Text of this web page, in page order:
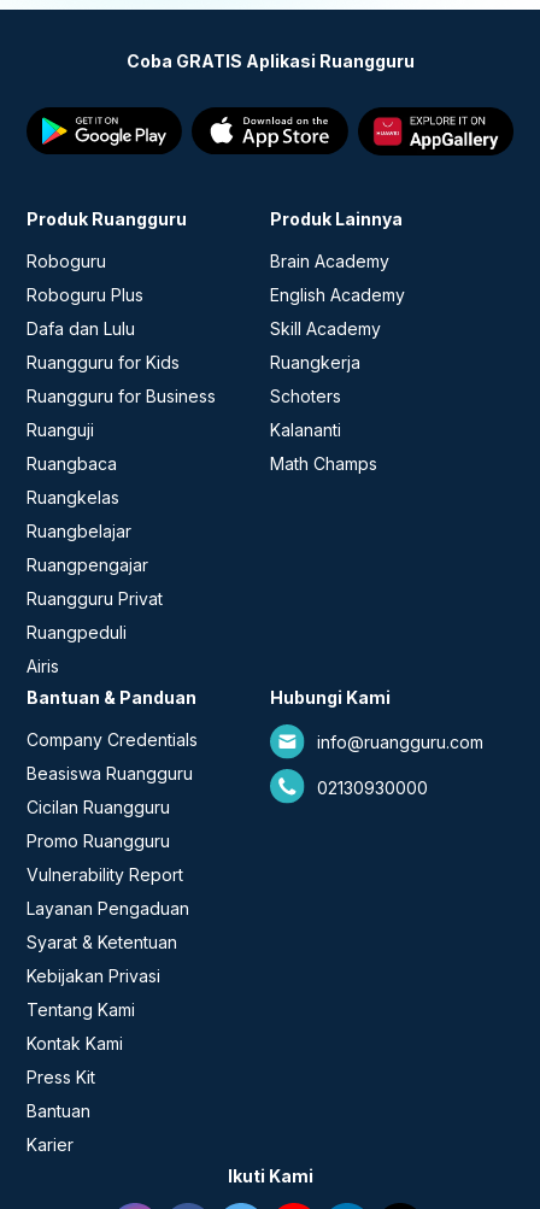
Coba GRATIS Aplikasi Ruangguru
Produk Ruangguru
Roboguru
Roboguru Plus
Dafa dan Lulu
Ruangguru for Kids
Ruangguru for Business
Ruanguji
Ruangbaca
Ruangkelas
Ruangbelajar
Ruangpengajar
Ruangguru Privat
Ruangpeduli
Airis
Produk Lainnya
Brain Academy
English Academy
Skill Academy
Ruangkerja
Schoters
Kalananti
Math Champs
Bantuan & Panduan
Company Credentials
Beasiswa Ruangguru
Cicilan Ruangguru
Promo Ruangguru
Vulnerability Report
Layanan Pengaduan
Syarat & Ketentuan
Kebijakan Privasi
Tentang Kami
Kontak Kami
Press Kit
Bantuan
Karier
Hubungi Kami
info@ruangguru.com
02130930000
Ikuti Kami